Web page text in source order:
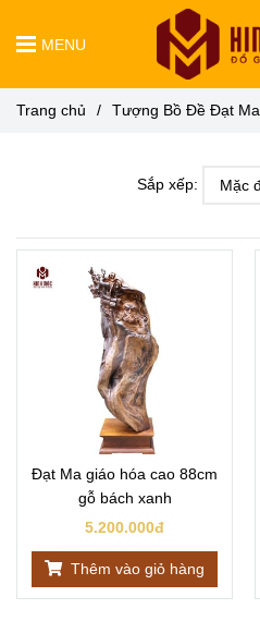
MENU
Trang chủ / Tượng Bồ Đề Đạt Ma
Sắp xếp:
Đạt Ma giáo hóa cao 88cm
gỗ bách xanh
5.200.000đ
Thêm vào giỏ hàng